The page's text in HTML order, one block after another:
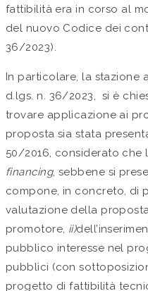
fattibilità era in corso al
del nuovo Codice dei
36/2023).
In particolare, la stazione
d.lgs. n. 36/2023, si è
trovare applicazione ai
proposta sia stata
50/2016, considerato che
financing, sebbene si
compone, in concreto, di
valutazione della
promotore, ii)
pubblico interesse nel
pubblici (con
progetto di fattibilità